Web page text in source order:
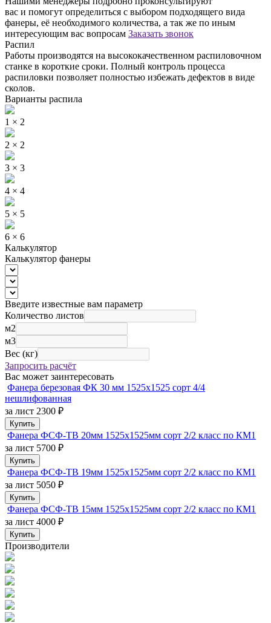
вас и помогут определиться с выбором подходящего вида
фанеры, её необходимого количества, а так же по иным
интересующим вас вопросам Заказать звонок
Распил
Работы производятся на высококачественном распиловочном
станке в короткие сроки. Полный контроль процесса
распиловки позволяет полностью избежать дефектов в виде
сколов.
Варианты распила
1 × 2
2 × 2
3 × 3
4 × 4
5 × 5
6 × 6
Калькулятор
Калькулятор фанеры
Введите известные вам параметр
Количество листов
м2
м3
Вес (кг)
Запросить расчёт
Вас может заинтересовать
Фанера березовая ФК 30 мм 1525х1525 сорт 4/4
нешлифованная
за лист 2300 ₽
Купить
Фанера ФСФ-ТВ 20мм 1525х1525мм сорт 2/2 класс по КМ1
за лист 5700 ₽
Купить
Фанера ФСФ-ТВ 19мм 1525х1525мм сорт 2/2 класс по КМ1
за лист 5050 ₽
Купить
Фанера ФСФ-ТВ 15мм 1525х1525мм сорт 2/2 класс по КМ1
за лист 4000 ₽
Купить
Производители